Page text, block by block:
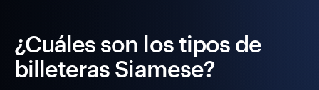
¿Cuáles son los tipos de
billeteras Siamese?